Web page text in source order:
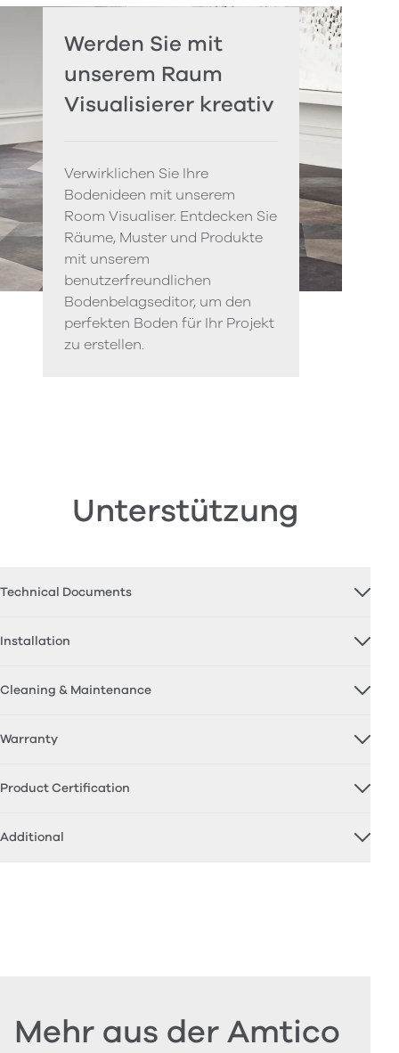
Werden Sie mit
unserem Raum
Visualisierer kreativ
Verwirklichen Sie Ihre
Bodenideen mit unserem
Room Visualiser. Entdecken Sie
Räume, Muster und Produkte
mit unserem
benutzerfreundlichen
Bodenbelagseditor, um den
perfekten Boden für Ihr Projekt
zu erstellen.
Unterstützung
Technical Documents
Installation
Cleaning & Maintenance
Warranty
Product Certification
Additional
Mehr aus der Amtico